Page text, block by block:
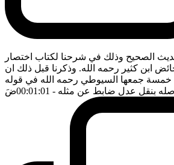
الصحيح وذلك في شرحنا لكتاب اختصار
ابن كثير رحمه الله. وذكرنا قبل ذلك ان
جمعها السيوطي رحمه الله في قوله
بنقل عدل ضابط عن مثله - 00:01:01 ضَ